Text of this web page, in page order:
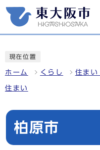
現在位置
ホーム くらし 住まい
住まい
柏原市